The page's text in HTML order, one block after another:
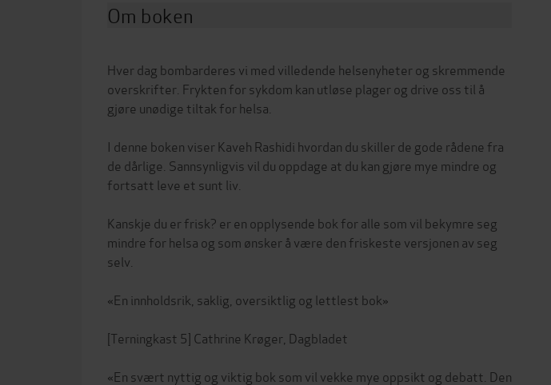
Om boken
Hver dag bombarderes vi med villedende helsenyheter og skremmende
overskrifter. Frykten for sykdom kan utløse plager og drive oss til å
gjøre unødige tiltak for helsa.
I denne boken viser Kaveh Rashidi hvordan du skiller de gode rådene fra
de dårlige. Sannsynligvis vil du oppdage at du kan gjøre mye mindre og
fortsatt leve et sunt liv.
Kanskje du er frisk? er en opplysende bok for alle som vil bekymre seg
mindre for helsa og som ønsker å være den friskeste versjonen av seg
selv.
«En innholdsrik, saklig, oversiktlig og lettlest bok»
[Terningkast 5] Cathrine Krøger, Dagbladet
«En svært nyttig og viktig bok som vil vekke mye oppsikt og debatt. Den